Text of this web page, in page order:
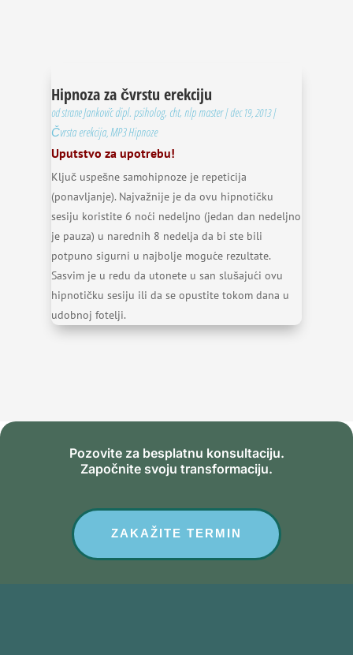
Hipnoza za čvrstu erekciju
od straneJanković dipl. psiholog, cht, nlp master|dec 19, 2013|
Čvrsta erekcija,MP3 Hipnoze
Uputstvo za upotrebu!
Ključ uspešne samohipnoze je repeticija
(ponavljanje). Najvažnije je da ovu hipnotičku
sesiju koristite 6 noći nedeljno (jedan dan nedeljno
je pauza) u narednih 8 nedelja da bi ste bili
potpuno sigurni u najbolje moguće rezultate.
Sasvim je u redu da utonete u san slušajući ovu
hipnotičku sesiju ili da se opustite tokom dana u
udobnoj fotelji.
Pozovite za besplatnu konsultaciju.
Započnite svoju transformaciju.
ZAKAŽITE TERMIN